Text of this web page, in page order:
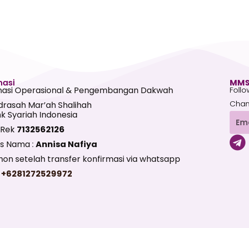
Operasional & Pengembangan Dakwah
Mar’ah Shalihah
Syariah Indonesia
7132562126
Nama :Annisa Nafiya
setelah transfer konfirmasi via whatsapp
+6281272529972
Email
T
e